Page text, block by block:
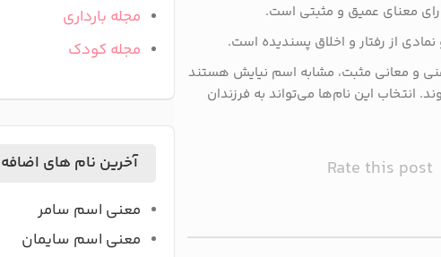
معنای عمیق و مثبتی است.
از رفتار و اخلاق پسندیده است.
و معانی مثبت، مشابه اسم نیایش هستند
انتخاب این نام‌ها می‌تواند به فرزندان
Rate this post
مجله بارداری
مجله کودک
آخرین نام های
معنی اسم سامر
معنی اسم سایمان